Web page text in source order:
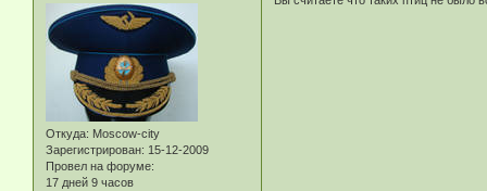
Откуда: Moscow-city
Зарегистрирован: 15-12-2009
Провел на форуме:
17 дней 9 часов